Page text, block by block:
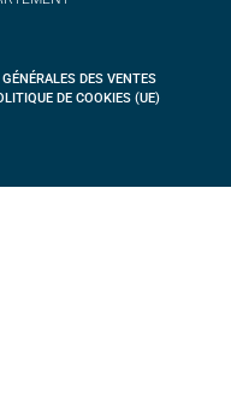
DES VENTES
DE COOKIES (UE)